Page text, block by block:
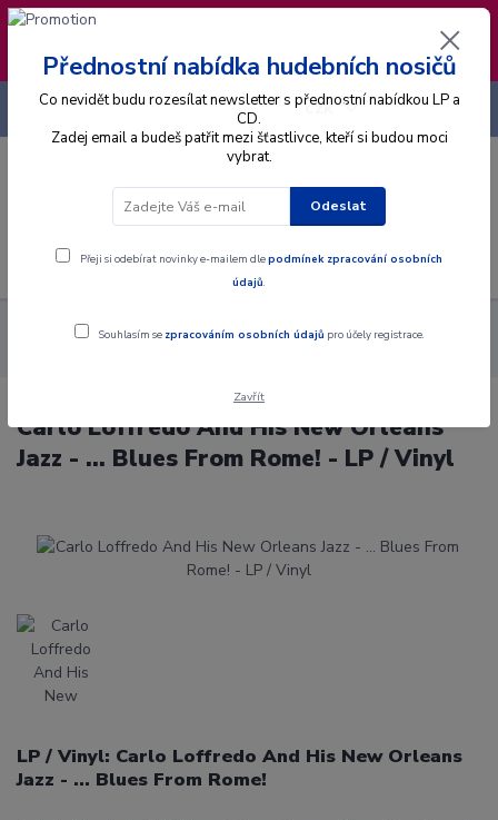
❣️ Od 4.8. do 13.8. čerpám dovolenou. Datum
expedice objednávek se posouvá na pátek
14.8.2026 🐋
Menu
CZK
+420 725 736 293
Alba Gramodesky
Carlo Loffredo And His New Orleans Jazz
Carlo Loffredo And His New Orleans
Jazz - ... Blues From Rome! - LP / Vinyl
LP / Vinyl: Carlo Loffredo And His New Orleans
Jazz - ... Blues From Rome!
Přednostní nabídka hudebních nosičů
Co nevidět budu rozesílat newsletter s přednostní nabídkou LP a
CD.
Zadej email a budeš patřit mezi šťastlivce, kteří si budou moci
vybrat.
Odeslat
Přeji si odebírat novinky e-mailem dlepodmínek zpracování osobních
údajů.
Souhlasím se zpracováním osobních údajů pro účely registrace.
Zavřít